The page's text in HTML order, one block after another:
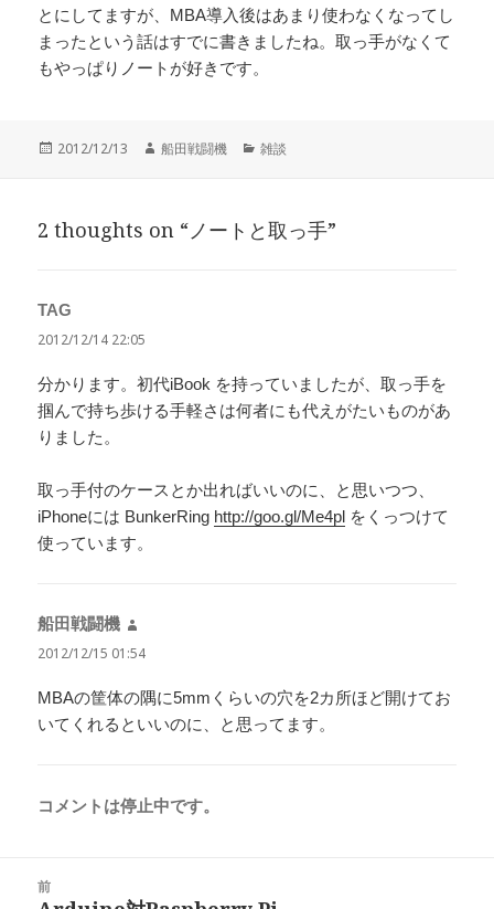
とにしてますが、MBA導入後はあまり使わなくなってし
まったという話はすでに書きましたね。取っ手がなくて
もやっぱりノートが好きです。
投
2012/12/13
作
船田戦闘機
カ
ー
雑談
2 thoughts on “ノートと取っ手”
TAG
り:
2012/12/14 22:05
分かります。初代iBook を持っていましたが、取っ手を
掴んで持ち歩ける手軽さは何者にも代えがたいものがあ
りました。
取っ手付のケースとか出ればいいのに、と思いつつ、
iPhoneには BunkerRing http://goo.gl/Me4pl をくっつけて
使っています。
船田戦闘機
り:
2012/12/15 01:54
MBAの筐体の隅に5mmくらいの穴を2カ所ほど開けてお
いてくれるといいのに、と思ってます。
コメントは停止中です。
前